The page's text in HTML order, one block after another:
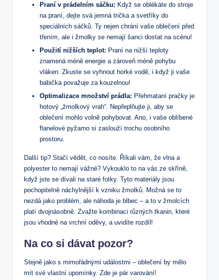
Praní v prádelním sáčku: ‌Když ​se oblékáte do⁣ stroje
na praní, dejte svá jemná trička ⁤a svetříky do
speciálních sáčků. Ty nejen chrání vaše ​oblečení před
třením, ale i žmolky se nemají ‌šanci dostat na scénu!
Použití nižších teplot: Praní na nižší teploty
‌znamená méně energie a zároveň méně ‌pohybu
⁣vláken. Zkuste se vyhnout horké vodě, i když ji vaše
babička považuje za kouzelnou!
Optimalizace množství prádla: Přehmataní pračky je
hotový „žmolkový vrah“. Nepřeplňujte ji, aby se
oblečení mohlo volně pohybovat. Ano, i ⁤vaše oblíbené
flanelové pyžamo si zaslouží⁢ trochu osobního
prostoru.
Další tip? Stačí vědět, co nosíte. Říkali vám, že ​vlna a
polyester to nemají vážné? Vykouklo to na vás ze skříně,
když jste se dívali na staré fotky. Tyto⁣ materiály jsou‌
pochopitelně náchylnější k vzniku žmolků. Možná se to
nezdá jako problém, ale‌ náhoda je blbec –⁢ a ​to v žmolcích
platí dvojnásobně. Zvažte kombinaci různých⁣ tkanin, které
jsou vhodné na vrchní oděvy, a uvidíte⁣ rozdíl!
Na⁤ co si dávat pozor?
Stejně jako s mimořádnými událostmi – oblečení by mělo
mít své vlastní⁣ upomínky. Zde je pár varování!